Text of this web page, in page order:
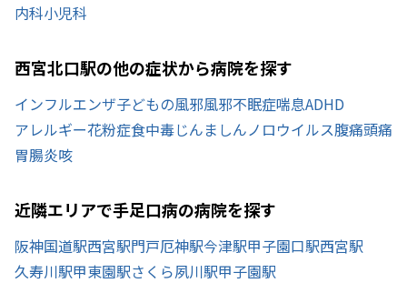
内科小児科
西宮北口駅の他の症状から病院を探す
インフルエンザ子どもの風邪風邪不眠症喘息ADHD
アレルギー花粉症食中毒じんましんノロウイルス腹痛頭痛
胃腸炎咳
近隣エリアで手足口病の病院を探す
阪神国道駅西宮駅門戸厄神駅今津駅甲子園口駅西宮駅
久寿川駅甲東園駅さくら夙川駅甲子園駅